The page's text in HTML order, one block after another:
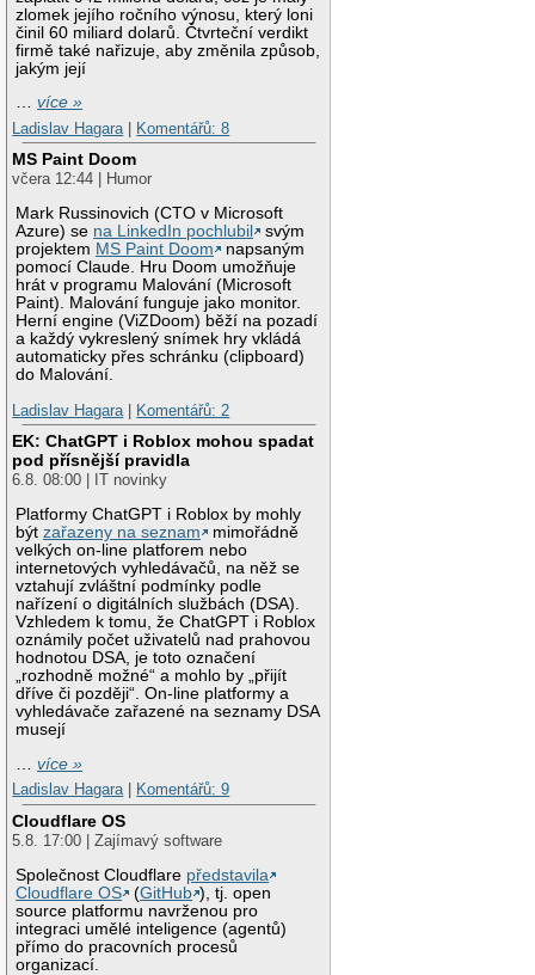
zlomek jejího ročního výnosu, který loni
činil 60 miliard dolarů. Čtvrteční verdikt
firmě také nařizuje, aby změnila způsob,
jakým její
…více »
Ladislav Hagara
Komentářů: 8
MS Paint Doom
včera 12:44 | Humor
Mark Russinovich (CTO v Microsoft
Azure) se na LinkedIn pochlubil
svým
projektem MS Paint Doom
napsaným
pomocí Claude. Hru Doom umožňuje
hrát v programu Malování (Microsoft
Paint). Malování funguje jako monitor.
Herní engine (ViZDoom) běží na pozadí
a každý vykreslený snímek hry vkládá
automaticky přes schránku (clipboard)
do Malování.
Ladislav Hagara
Komentářů: 2
EK: ChatGPT i Roblox mohou spadat
pod přísnější pravidla
6.8. 08:00 | IT novinky
Platformy ChatGPT i Roblox by mohly
býtzařazeny na seznam
mimořádně
velkých on-line platforem nebo
internetových vyhledávačů, na něž se
vztahují zvláštní podmínky podle
nařízení o digitálních službách (DSA).
Vzhledem k tomu, že ChatGPT i Roblox
oznámily počet uživatelů nad prahovou
hodnotou DSA, je toto označení
„rozhodně možné“ a mohlo by „přijít
dříve či později“. On-line platformy a
vyhledávače zařazené na seznamy DSA
musejí
…více »
Ladislav Hagara| Komentářů: 9
Cloudflare OS
5.8. 17:00 | Zajímavý software
Společnost Cloudflare představila
Cloudflare OS
(GitHub ), tj. open
source platformu navrženou pro
integraci umělé inteligence (agentů)
přímo do pracovních procesů
organizací.